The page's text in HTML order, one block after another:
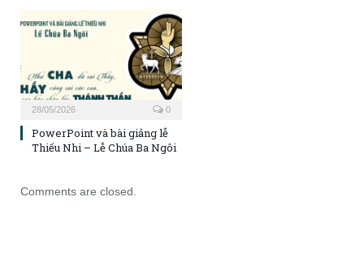
28/05/2026 0
PowerPoint và bài giảng lễ
Thiếu Nhi – Lễ Chúa Ba Ngôi
Comments are closed.